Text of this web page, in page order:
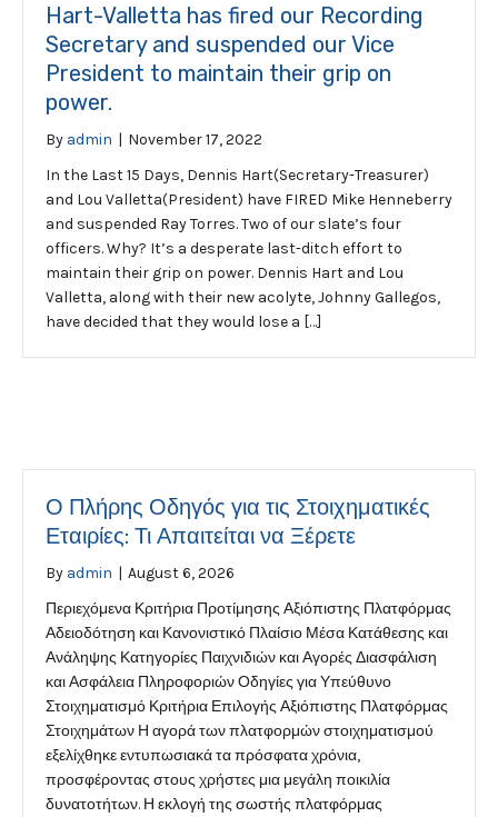
Hart-Valletta has fired our Recording
Secretary and suspended our Vice
President to maintain their grip on
power.
By admin | November 17, 2022
In the Last 15 Days, Dennis Hart(Secretary-Treasurer)
and Lou Valletta(President) have FIRED Mike Henneberry
and suspended Ray Torres. Two of our slate’s four
officers. Why? It’s a desperate last-ditch effort to
maintain their grip on power. Dennis Hart and Lou
Valletta, along with their new acolyte, Johnny Gallegos,
have decided that they would lose a […]
Ο Πλήρης Οδηγός για τις Στοιχηματικές
Εταιρίες: Τι Απαιτείται να Ξέρετε
By admin | August 6, 2026
Περιεχόμενα Κριτήρια Προτίμησης Αξιόπιστης Πλατφόρμας
Αδειοδότηση και Κανονιστικό Πλαίσιο Μέσα Κατάθεσης και
Ανάληψης Κατηγορίες Παιχνιδιών και Αγορές Διασφάλιση
και Ασφάλεια Πληροφοριών Οδηγίες για Υπεύθυνο
Στοιχηματισμό Κριτήρια Επιλογής Αξιόπιστης Πλατφόρμας
Στοιχημάτων Η αγορά των πλατφορμών στοιχηματισμού
εξελίχθηκε εντυπωσιακά τα πρόσφατα χρόνια,
προσφέροντας στους χρήστες μια μεγάλη ποικιλία
δυνατοτήτων. Η εκλογή της σωστής πλατφόρμας